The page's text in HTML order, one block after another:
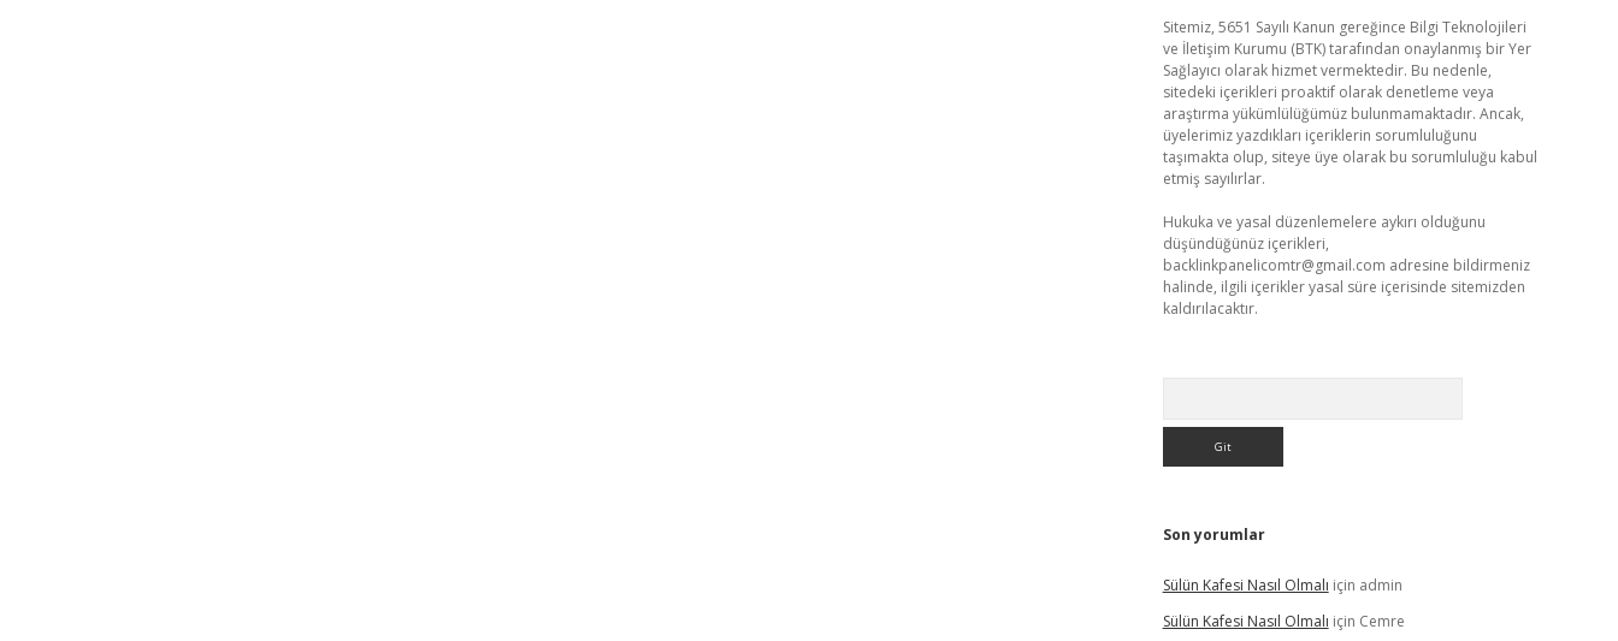
Sitemiz, 5651 Sayılı Kanun gereğince Bilgi Teknolojileri
ve İletişim Kurumu (BTK) tarafından onaylanmış bir Yer
Sağlayıcı olarak hizmet vermektedir. Bu nedenle,
sitedeki içerikleri proaktif olarak denetleme veya
araştırma yükümlülüğümüz bulunmamaktadır. Ancak,
üyelerimiz yazdıkları içeriklerin sorumluluğunu
taşımakta olup, siteye üye olarak bu sorumluluğu kabul
etmiş sayılırlar.
Hukuka ve yasal düzenlemelere aykırı olduğunu
düşündüğünüz içerikleri,
backlinkpanelicomtr@gmail.com adresine bildirmeniz
halinde, ilgili içerikler yasal süre içerisinde sitemizden
kaldırılacaktır.
Son yorumlar
Sülün Kafesi Nasıl Olmalı için admin
Sülün Kafesi Nasıl Olmalı için Cemre